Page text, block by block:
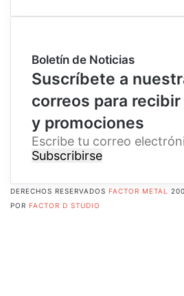
Boletín de Noticias
Suscríbete a
correos para
y promociones
E
s
r
DERECHOS RESERVADOS FACTOR METAL
POR FACTOR D STUDIO